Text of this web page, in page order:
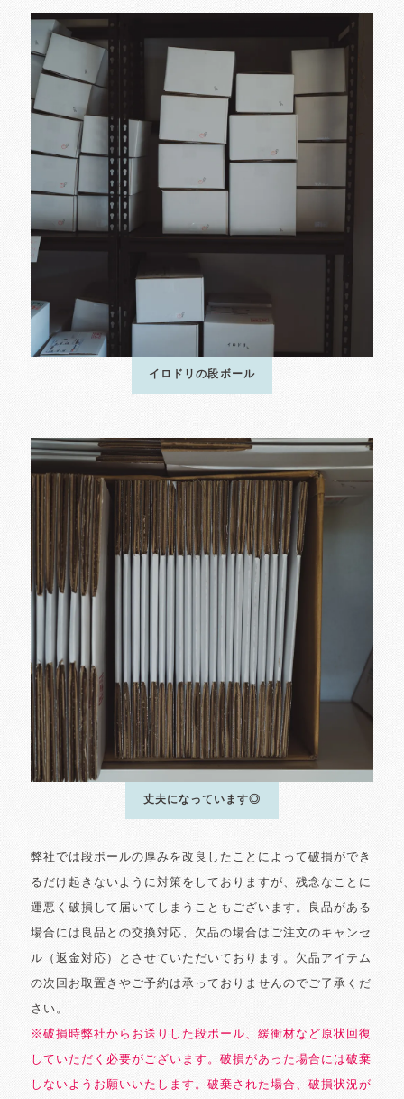
イロドリの段ボール
丈夫になっています◎
弊社では段ボールの厚みを改良したことによって破損ができ
るだけ起きないように対策をしておりますが、残念なことに
運悪く破損して届いてしまうこともございます。良品がある
場合には良品との交換対応、欠品の場合はご注文のキャンセ
ル（返金対応）とさせていただいております。欠品アイテム
の次回お取置きやご予約は承っておりませんのでご了承くだ
さい。
※破損時弊社からお送りした段ボール、緩衝材など原状回復
していただく必要がございます。破損があった場合には破棄
しないようお願いいたします。破棄された場合、破損状況が